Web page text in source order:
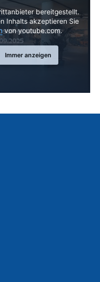
bereitgestellt.
Inhalts akzeptieren Sie
von youtube.com.
Immer anzeigen